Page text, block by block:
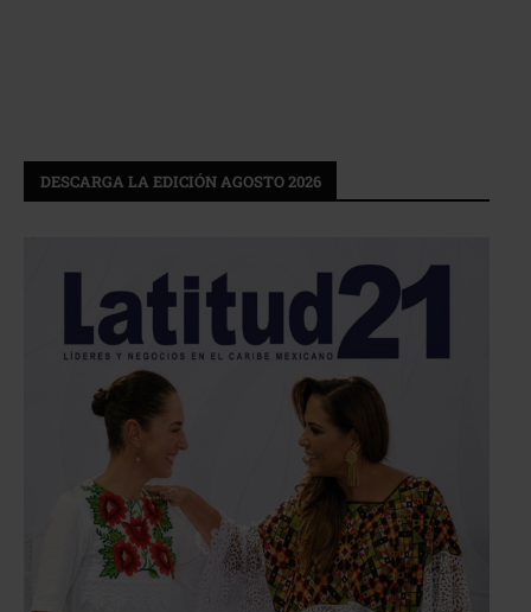
DESCARGA LA EDICIÓN AGOSTO 2026